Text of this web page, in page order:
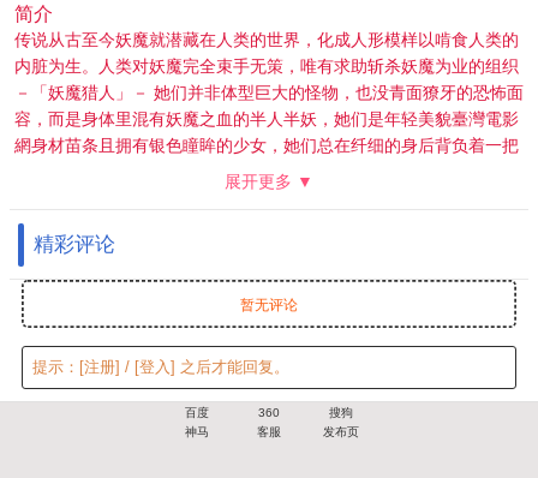
简介
传说从古至今妖魔就潜藏在人类的世界，化成人形模样以啃食人类的
内脏为生。人类对妖魔完全束手无策，唯有求助斩杀妖魔为业的组织
－「妖魔猎人」－ 她们并非体型巨大的怪物，也没青面獠牙的恐怖面
容，而是身体里混有妖魔之血的半人半妖，她们是年轻美貌臺灣電影
網身材苗条且拥有银色瞳眸的少女，她们总在纤细的身后背负着一把
巨大的剑——人们因此称她们为“大剑（Claymore 英文原意为双刃阔
也惧怕着大剑。 大陆上怪物横行危害人类，而为了对抗它们某神
秘组织制造出了一些半人半妖的妖怪猎人，并称之为“大剑”。大剑由
于本身就是混血，所以即是妖怪的死对头但同时也不为人类所信任。
而她们的宿命也很讽刺，随着不断的战斗她们的身体也会逐渐向妖怪
转变，到最后只有两条路可走，要么，在变成妖怪之前让同伴杀死自
己。要么，就让自己的妖力完全觉醒，成为最强大的怪物“觉醒者”而
与昔日的同伴为敌…
展开更多 ▼
精彩评论
暂无评论
提示： [注册] / [登入] 之后才能回复。
百度 360
搜狗
神马
客服 发布页